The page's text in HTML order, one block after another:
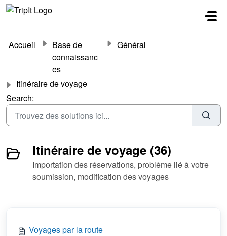
Passer au contenu principal
Accueil
Base de
connaissanc
es
Général
Itinéraire de voyage
Search:
Itinéraire de voyage (36)
Importation des réservations, problème lié à votre
soumission, modification des voyages
Voyages par la route